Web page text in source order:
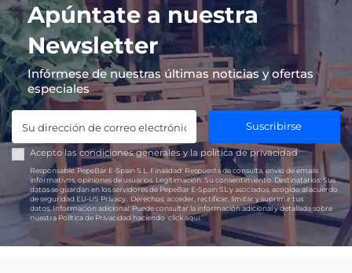
Apúntate a nuestra
Newsletter
Infórmese de nuestras últimas noticias y ofertas
especiales
Suscribirse
Acepto las condiciones generales y lapolítica de privacidad
Responsable:PepeBar E-Spain S.L. Finalidad: Respuesta de consulta, envío de emails
informativos, opiniones de usuarios. Legitimación: Su consentimiento. Destinatarios:Sus
datos se guardan en los servidores de PepeBar E-Spain SL y asociados, acogido al acuerdo
de seguridad EU-US Privacy.
Derechos: acceder, rectificar, limitar y suprimir tus
datos.Información adicional:Puede consultar la información adicional y detallada sobre
nuestra Política de Privacidad haciendoclick aquí.